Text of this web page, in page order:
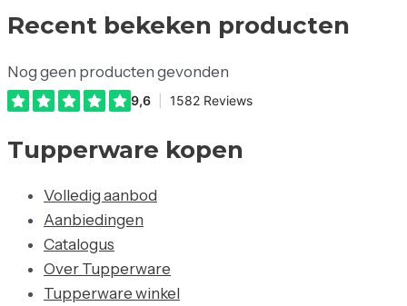
Recent bekeken producten
Nog geen producten gevonden
Tupperware kopen
Volledig aanbod
Aanbiedingen
Catalogus
Over Tupperware
Tupperware winkel